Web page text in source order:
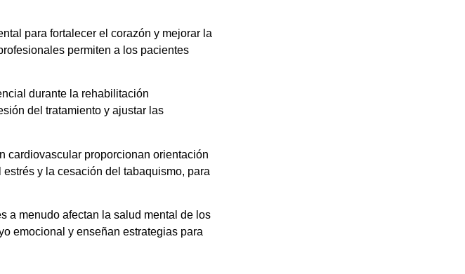
para fortalecer el corazón y mejorar la
permiten a los pacientes
durante la rehabilitación
del tratamiento y ajustar las
cardiovascular proporcionan orientación
y la cesación del tabaquismo, para
a menudo afectan la salud mental de los
emocional y enseñan estrategias para